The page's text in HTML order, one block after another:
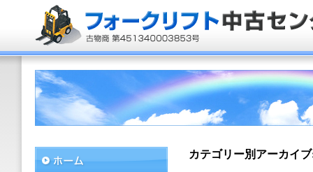
カテゴリー別アーカイ